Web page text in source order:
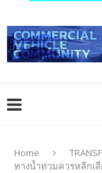
Home
ทางน้ำท่วมควรหลีกเลี่